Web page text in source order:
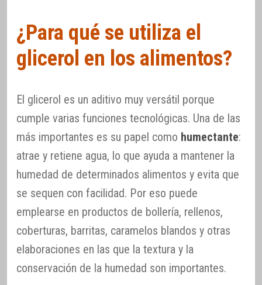
¿Para qué se utiliza el
glicerol en los alimentos?
El glicerol es un aditivo muy versátil porque
cumple varias funciones tecnológicas. Una de las
más importantes es su papel como humectante:
atrae y retiene agua, lo que ayuda a mantener la
humedad de determinados alimentos y evita que
se sequen con facilidad. Por eso puede
emplearse en productos de bollería, rellenos,
coberturas, barritas, caramelos blandos y otras
elaboraciones en las que la textura y la
conservación de la humedad son importantes.